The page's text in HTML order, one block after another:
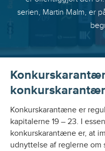
serien, Martin Malm, er
Konkurskarantæne er
kapitalerne 19 – 23. I
konkurskarantæne er, at
udnyttelse af reglerne